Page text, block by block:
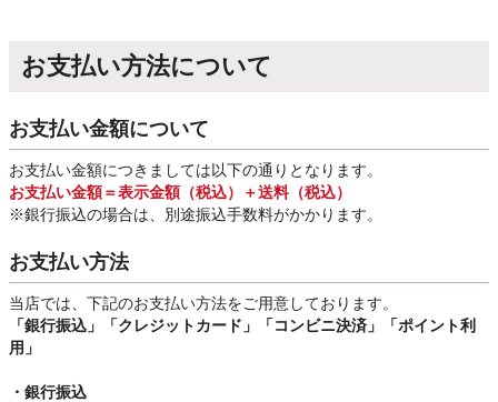
お支払い方法について
お支払い金額について
お支払い金額につきましては以下の通りとなります。
お支払い金額＝表示金額（税込）＋送料（税込）
※銀行振込の場合は、別途振込手数料がかかります。
お支払い方法
当店では、下記のお支払い方法をご用意しております。
「銀行振込」
「クレジットカード」「コンビニ決済」「ポイント利
用」
・銀行振込